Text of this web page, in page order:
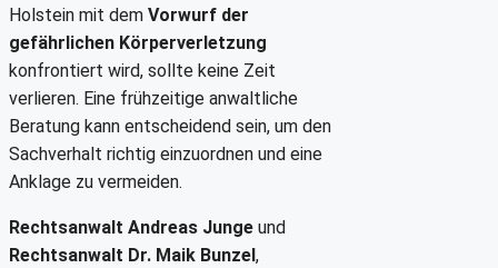
Holstein mit dem Vorwurf der
gefährlichen Körperverletzung
konfrontiert wird, sollte keine Zeit
verlieren. Eine frühzeitige anwaltliche
Beratung kann entscheidend sein, um den
Sachverhalt richtig einzuordnen und eine
Anklage zu vermeiden.
Rechtsanwalt Andreas Junge und
Rechtsanwalt Dr. Maik Bunzel,